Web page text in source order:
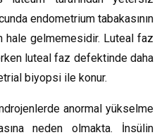
endometrium tabakasının
hale gelmemesidir. Luteal faz
luteal faz defektinde daha
biyopsi ile konur.
anormal yükselme
neden olmakta. İnsülin